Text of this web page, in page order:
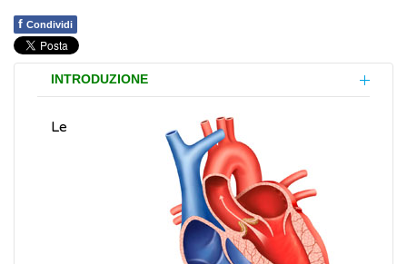
f Condividi
INTRODUZIONE
Le